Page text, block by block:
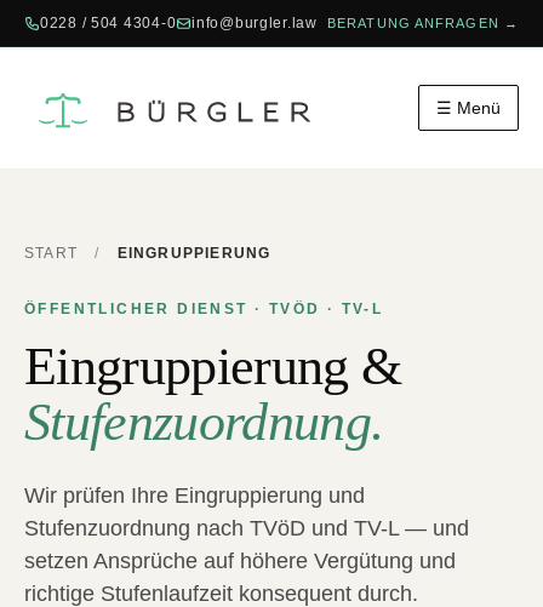
0228 / 504 4304-0 info@burgler.law BERATUNG ANFRAGEN →
☰ Menü
START / EINGRUPPIERUNG
ÖFFENTLICHER DIENST · TVÖD · TV-L
Eingruppierung &
Stufenzuordnung.
Wir prüfen Ihre Eingruppierung und
Stufenzuordnung nach TVöD und TV-L — und
setzen Ansprüche auf höhere Vergütung und
richtige Stufenlaufzeit konsequent durch.